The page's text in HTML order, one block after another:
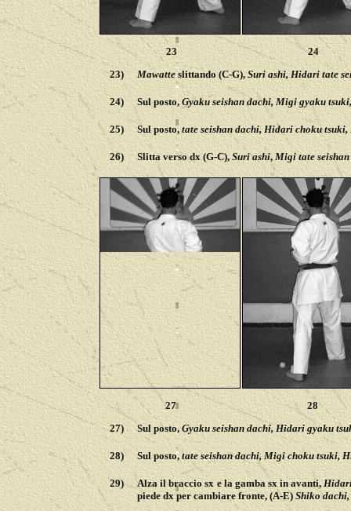
23
24
23)
Mawatte slittando (C-G), Suri ashi, Hidari tate
24) Sul posto, Gyaku seishan dachi, Migi gyaku
25) Sul posto, tate seishan dachi, Hidari choku
26) Slitta verso dx (G-C), Suri ashi, Migi tate
27
28
27)
Sul posto, Gyaku seishan dachi, Hidari gyaku
28) Sul posto, tate seishan dachi, Migi choku tsuki,
29) Alza il braccio sx e la gamba sx in avanti,H
piede dx per cambiare fronte, (A-E) Shiko